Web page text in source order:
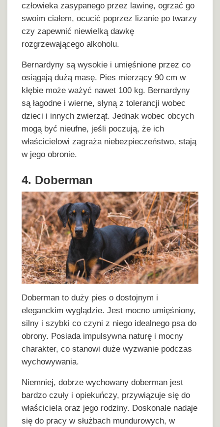
człowieka zasypanego przez lawinę, ogrzać go
swoim ciałem, ocucić poprzez lizanie po twarzy
czy zapewnić niewielką dawkę
rozgrzewającego alkoholu.
Bernardyny są wysokie i umięśnione przez co
osiągają dużą masę. Pies mierzący 90 cm w
kłębie może ważyć nawet 100 kg. Bernardyny
są łagodne i wierne, słyną z tolerancji wobec
dzieci i innych zwierząt. Jednak wobec obcych
mogą być nieufne, jeśli poczują, że ich
właścicielowi zagraża niebezpieczeństwo, stają
w jego obronie.
4. Doberman
Doberman to duży pies o dostojnym i
eleganckim wyglądzie. Jest mocno umięśniony,
silny i szybki co czyni z niego idealnego psa do
obrony. Posiada impulsywna naturę i mocny
charakter, co stanowi duże wyzwanie podczas
wychowywania.
Niemniej, dobrze wychowany doberman jest
bardzo czuły i opiekuńczy, przywiązuje się do
właściciela oraz jego rodziny. Doskonale nadaje
się do pracy w służbach mundurowych, w